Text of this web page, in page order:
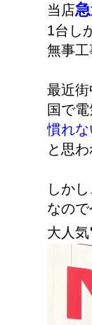
当店
1台し
無事
最近
国で
慣れ
と思
しか
なの
大人気